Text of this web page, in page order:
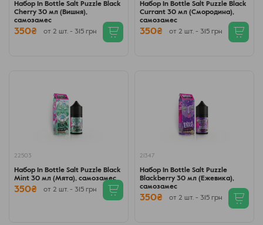
Набор In Bottle Salt Puzzle Black
Cherry 30 мл (Вишня),
самозамес
350₴ от 2 шт. - 315 грн
Набор In Bottle Salt Puzzle Black
Currant 30 мл (Смородина),
самозамес
350₴ от 2 шт. - 315 грн
22503
Набор In Bottle Salt Puzzle Black
Mint 30 мл (Мята), самозамес
350₴ от 2 шт. - 315 грн
21347
Набор In Bottle Salt Puzzle
Blackberry 30 мл (Ежевика),
самозамес
350₴ от 2 шт. - 315 грн